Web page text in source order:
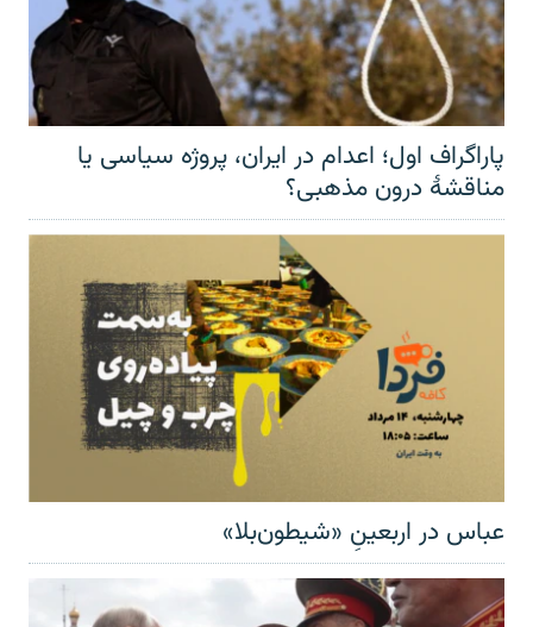
پاراگراف اول؛ اعدام در ایران، پروژه سیاسی یا
مناقشهٔ درون مذهبی؟
عباس در اربعینِ «شیطون‌بلا»